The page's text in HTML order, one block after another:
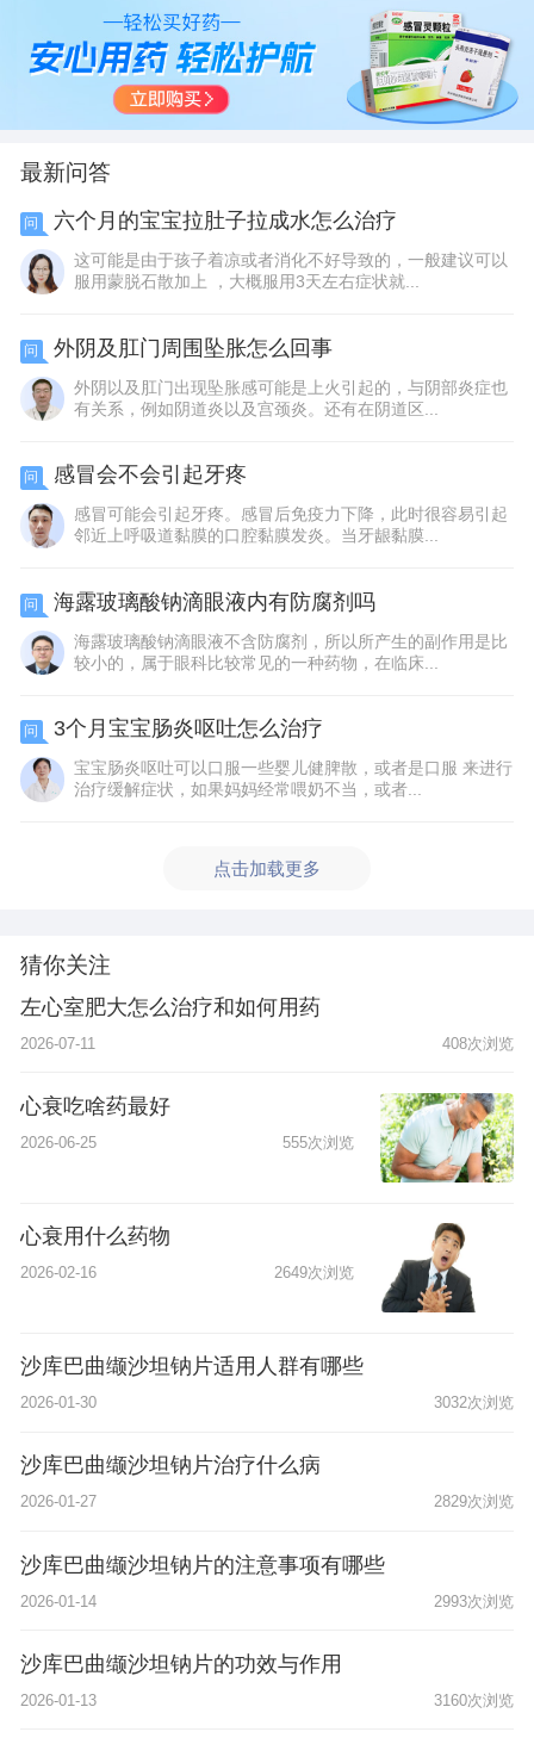
最新问答
问 六个月的宝宝拉肚子拉成水怎么治疗
这可能是由于孩子着凉或者消化不好导致的，一般建议可以
服用蒙脱石散加上 ，大概服用3天左右症状就...
问 外阴及肛门周围坠胀怎么回事
外阴以及肛门出现坠胀感可能是上火引起的，与阴部炎症也
有关系，例如阴道炎以及宫颈炎。还有在阴道区...
问 感冒会不会引起牙疼
感冒可能会引起牙疼。感冒后免疫力下降，此时很容易引起
邻近上呼吸道黏膜的口腔黏膜发炎。当牙龈黏膜...
问 海露玻璃酸钠滴眼液内有防腐剂吗
海露玻璃酸钠滴眼液不含防腐剂，所以所产生的副作用是比
较小的，属于眼科比较常见的一种药物，在临床...
问 3个月宝宝肠炎呕吐怎么治疗
宝宝肠炎呕吐可以口服一些婴儿健脾散，或者是口服 来进行
治疗缓解症状，如果妈妈经常喂奶不当，或者...
点击加载更多
猜你关注
左心室肥大怎么治疗和如何用药
2026-07-11 408次浏览
心衰吃啥药最好
2026-06-25 555次浏览
心衰用什么药物
2026-02-16 2649次浏览
沙库巴曲缬沙坦钠片适用人群有哪些
2026-01-30 3032次浏览
沙库巴曲缬沙坦钠片治疗什么病
2026-01-27 2829次浏览
沙库巴曲缬沙坦钠片的注意事项有哪些
2026-01-14 2993次浏览
沙库巴曲缬沙坦钠片的功效与作用
2026-01-13 3160次浏览